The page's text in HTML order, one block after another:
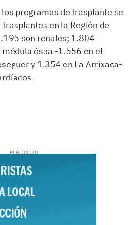
programas de trasplante se
en la Región de
son renales; 1.804
ósea -1.556 en el
y 1.354 en La Arrixaca-